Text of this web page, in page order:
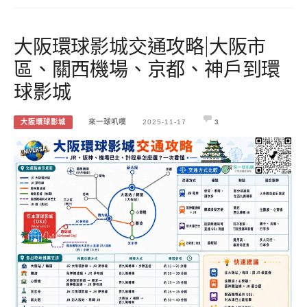
大阪環球影城交通攻略|大阪市
區、關西機場、京都、神戶到環
球影城
大阪環球影城 來一球叭噗 2025-11-17 3